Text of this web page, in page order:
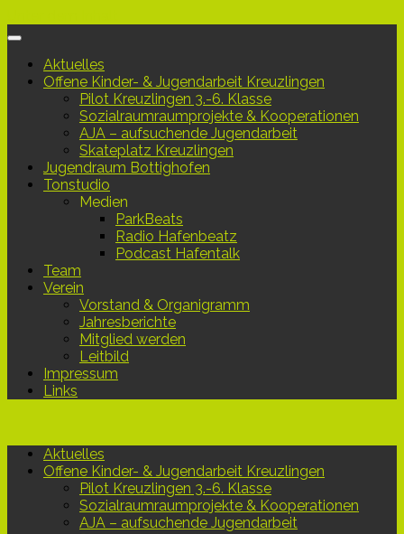
Aktuelles
Offene Kinder- & Jugendarbeit Kreuzlingen
Pilot Kreuzlingen 3.-6. Klasse
Sozialraumraumprojekte & Kooperationen
AJA – aufsuchende Jugendarbeit
Skateplatz Kreuzlingen
Jugendraum Bottighofen
Tonstudio
Medien
ParkBeats
Radio Hafenbeatz
Podcast Hafentalk
Team
Verein
Vorstand & Organigramm
Jahresberichte
Mitglied werden
Leitbild
Impressum
Links
Aktuelles
Offene Kinder- & Jugendarbeit Kreuzlingen
Pilot Kreuzlingen 3.-6. Klasse
Sozialraumraumprojekte & Kooperationen
AJA – aufsuchende Jugendarbeit